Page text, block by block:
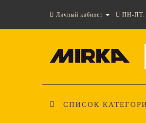
Личный кабинет ПН-ПТ:
СПИСОК